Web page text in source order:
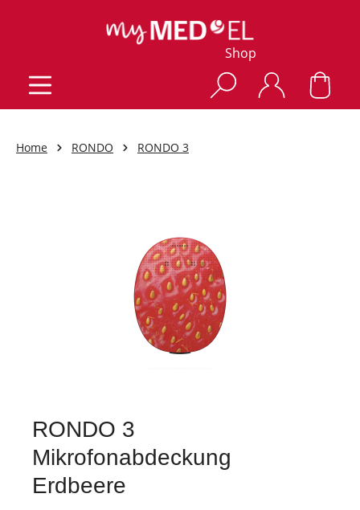
Shop
Home RONDO RONDO 3
RONDO 3
Mikrofonabdeckung
Erdbeere